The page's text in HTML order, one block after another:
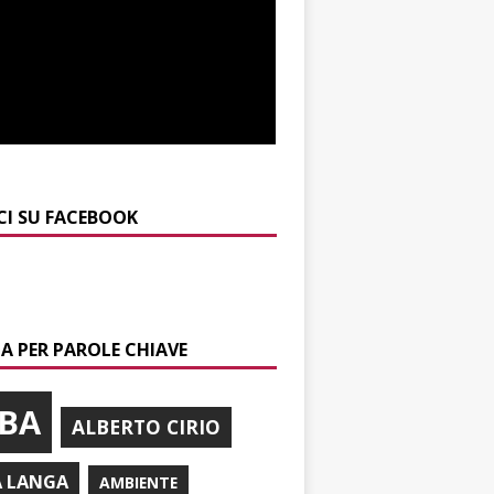
SU FACEBOOK
PER PAROLE CHIAVE
ALBERTO CIRIO
LANGA AMBIENTE